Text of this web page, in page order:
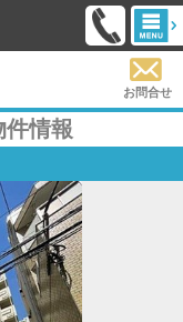
お問合せ
件情報